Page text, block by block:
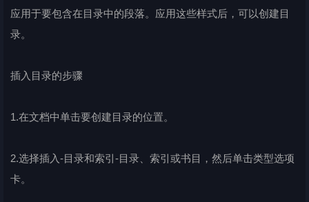
应用于要包含在目录中的段落。应用这些样式后，可以创建目
录。
插入目录的步骤
1.在文档中单击要创建目录的位置。
2.选择插入-目录和索引-目录、索引或书目，然后单击类型选项
卡。